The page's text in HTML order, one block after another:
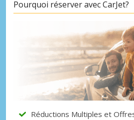
Pourquoi réserver avec CarJet?
Réductions Multiples et